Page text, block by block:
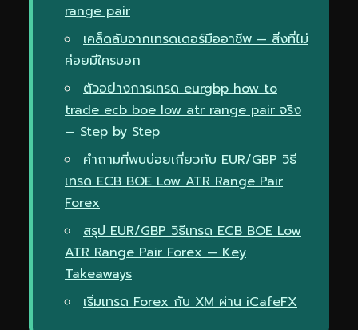
range pair
เคล็ดลับจากเทรดเดอร์มืออาชีพ — สิ่งที่ไม่
ค่อยมีใครบอก
ตัวอย่างการเทรด eurgbp how to
trade ecb boe low atr range pair จริง
— Step by Step
คำถามที่พบบ่อยเกี่ยวกับ EUR/GBP วิธี
เทรด ECB BOE Low ATR Range Pair
Forex
สรุป EUR/GBP วิธีเทรด ECB BOE Low
ATR Range Pair Forex — Key
Takeaways
เริ่มเทรด Forex กับ XM ผ่าน iCafeFX